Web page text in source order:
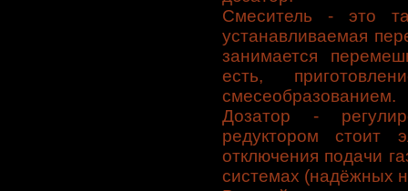
Смеситель - это
устанавливаемая
занимается
есть,
смесеобразованием.
Дозатор -
редуктором стоит
отключения подачи
системах (надёжных